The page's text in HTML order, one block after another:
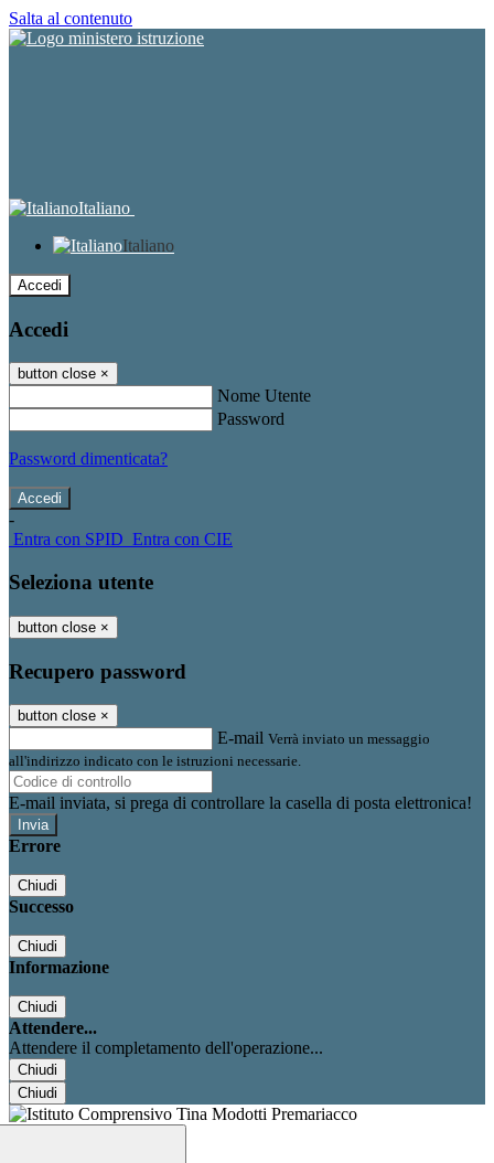
Salta al contenuto
Italiano
Italiano
Accedi
Accedi
button close ×
Nome Utente
Password
Password dimenticata?
-
Entra con SPID Entra con CIE
Seleziona utente
button close ×
Recupero password
button close ×
E-mail Verrà inviato un messaggio
all'indirizzo indicato con le istruzioni necessarie.
E-mail inviata, si prega di controllare la casella di posta elettronica!
Errore
Chiudi
Successo
Chiudi
Informazione
Chiudi
Attendere...
Attendere il completamento dell'operazione...
Chiudi
Chiudi